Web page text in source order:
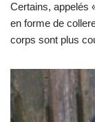
Certains, appelés
en forme de
corps sont plus